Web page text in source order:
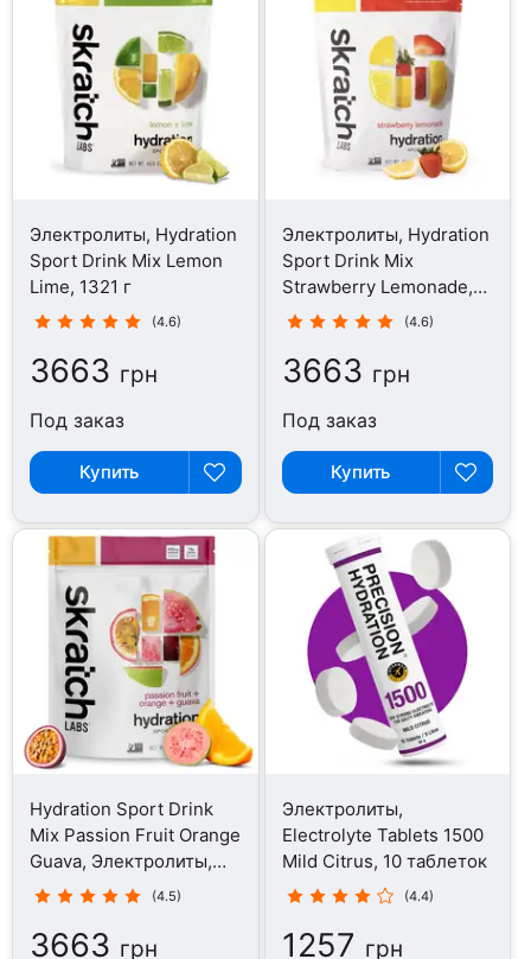
Электролиты, Hydration
Sport Drink Mix Lemon
Lime, 1321 г
(4.6)
3663 грн
Под заказ
Купить
Электролиты, Hydration
Sport Drink Mix
Strawberry Lemonade,
1321 г
(4.6)
3663 грн
Под заказ
Купить
Hydration Sport Drink
Mix Passion Fruit Orange
Guava, Электролиты,
1321 г
(4.5)
3663 грн
Электролиты,
Electrolyte Tablets 1500
Mild Citrus, 10 таблеток
(4.4)
1257 грн